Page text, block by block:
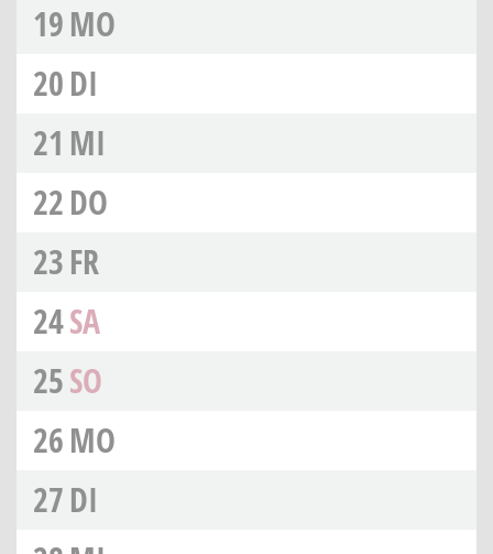
19MO
20DI
21 MI
22DO
23FR
24SA
25SO
26MO
27DI